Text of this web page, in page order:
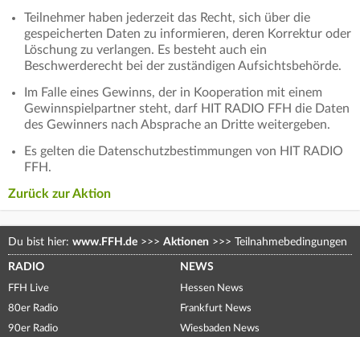
Teilnehmer haben jederzeit das Recht, sich über die
gespeicherten Daten zu informieren, deren Korrektur oder
Löschung zu verlangen. Es besteht auch ein
Beschwerderecht bei der zuständigen Aufsichtsbehörde.
Im Falle eines Gewinns, der in Kooperation mit einem
Gewinnspielpartner steht, darf HIT RADIO FFH die Daten
des Gewinners nach Absprache an Dritte weitergeben.
Es gelten die Datenschutzbestimmungen von HIT RADIO
FFH.
Zurück zur Aktion
Du bist hier: www.FFH.de >>> Aktionen >>> Teilnahmebedingungen
RADIO
FFH Live
80er Radio
90er Radio
NEWS
Hessen News
Frankfurt News
Wiesbaden News